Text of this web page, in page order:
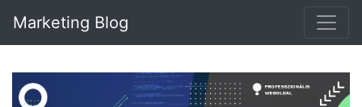
Marketing Blog